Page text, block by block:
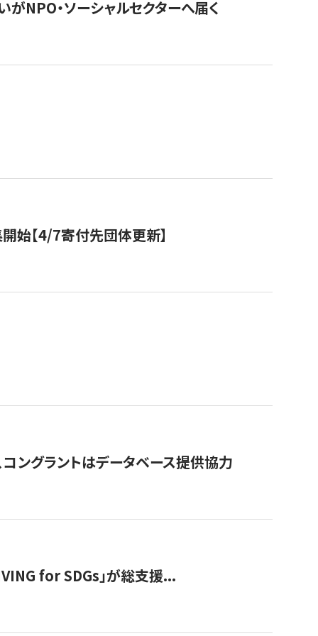
NPO・ソーシャルセクターへ届く
始【4/7寄付先団体更新】
ングラントはデータベース提供協力
for SDGs」が総支援...